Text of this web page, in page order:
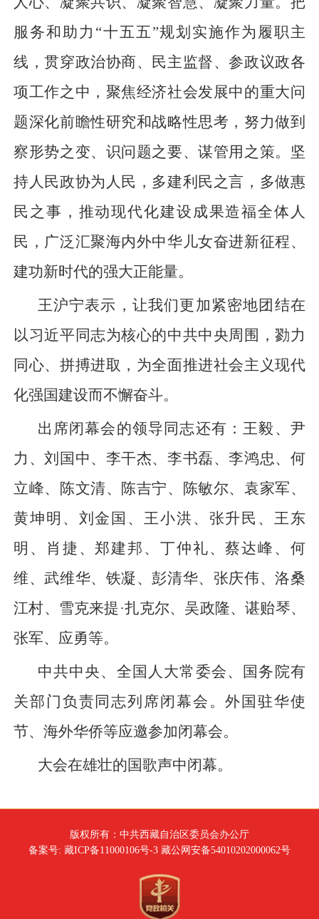
服务和助力“十五五”规划实施作为履职主
线，贯穿政治协商、民主监督、参政议政各
项工作之中，聚焦经济社会发展中的重大问
题深化前瞻性研究和战略性思考，努力做到
察形势之变、识问题之要、谋管用之策。坚
持人民政协为人民，多建利民之言，多做惠
民之事，推动现代化建设成果造福全体人
民，广泛汇聚海内外中华儿女奋进新征程、
建功新时代的强大正能量。
王沪宁表示，让我们更加紧密地团结在
以习近平同志为核心的中共中央周围，勠力
同心、拼搏进取，为全面推进社会主义现代
化强国建设而不懈奋斗。
出席闭幕会的领导同志还有：王毅、尹
力、刘国中、李干杰、李书磊、李鸿忠、何
立峰、陈文清、陈吉宁、陈敏尔、袁家军、
黄坤明、刘金国、王小洪、张升民、王东
明、肖捷、郑建邦、丁仲礼、蔡达峰、何
维、武维华、铁凝、彭清华、张庆伟、洛桑
江村、雪克来提·扎克尔、吴政隆、谌贻琴、
张军、应勇等。
中共中央、全国人大常委会、国务院有
关部门负责同志列席闭幕会。外国驻华使
节、海外华侨等应邀参加闭幕会。
大会在雄壮的国歌声中闭幕。
版权所有：中共西藏自治区委员会办公厅
备案号: 藏ICP备11000106号-3 藏公网安备54010202000062号